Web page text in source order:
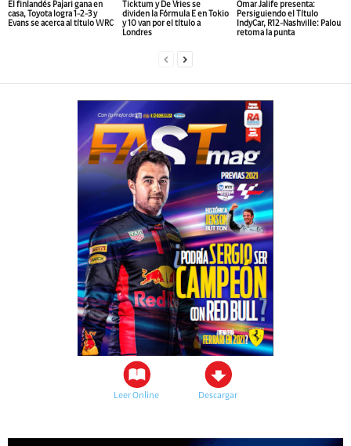
El finlandés Pajari gana en
casa, Toyota logra 1-2-3 y
Evans se acerca al título WRC
Ticktum y De Vries se
dividen la Fórmula E en Tokio
y 10 van por el título a
Londres
Omar Jalife presenta:
Persiguiendo el Título
IndyCar, R12-Nashville: Palou
retoma la punta
Leer Online Descargar